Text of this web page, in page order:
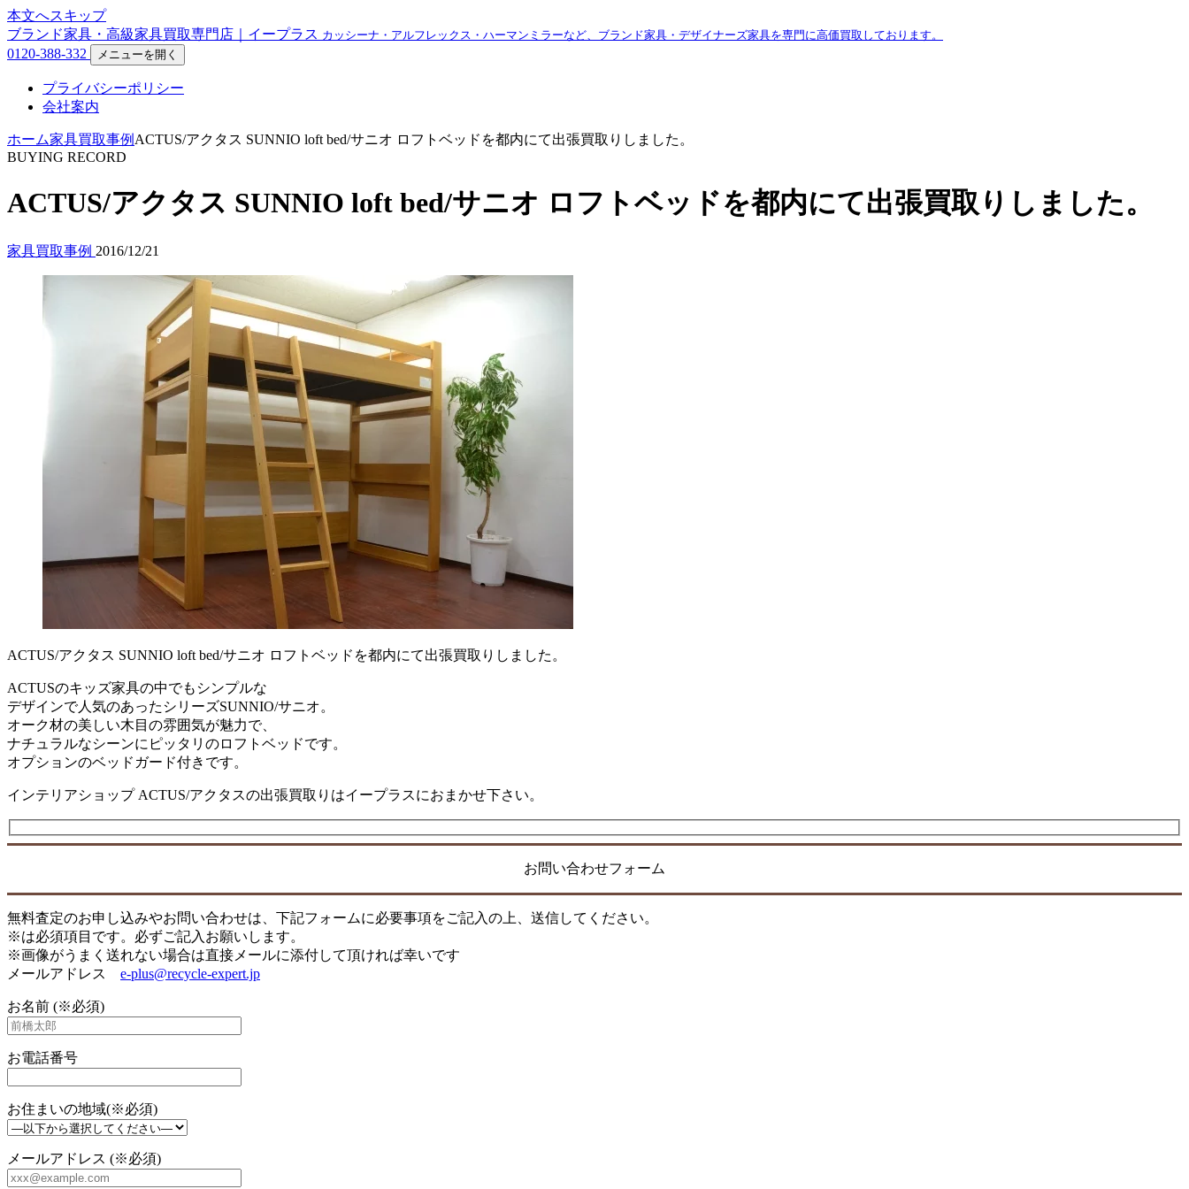
本文へスキップ
ブランド家具・高級家具買取専門店｜イープラス カッシーナ・アルフレックス・ハーマンミラーなど、ブランド家具・デザイナーズ家具を専門に高価買取しております。
0120-388-332 メニューを開く
プライバシーポリシー
会社案内
ホーム家具買取事例 ACTUS/アクタス SUNNIO loft bed/サニオ ロフトベッドを都内にて出張買取りしました。
BUYING RECORD
ACTUS/アクタス SUNNIO loft bed/サニオ ロフトベッドを都内にて出張買取りしました。
家具買取事例 2016/12/21
ACTUS/アクタス SUNNIO loft bed/サニオ ロフトベッドを都内にて出張買取りしました。
ACTUSのキッズ家具の中でもシンプルな
デザインで人気のあったシリーズSUNNIO/サニオ。
オーク材の美しい木目の雰囲気が魅力で、
ナチュラルなシーンにピッタリのロフトベッドです。
オプションのベッドガード付きです。
インテリアショップ ACTUS/アクタスの出張買取りはイープラスにおまかせ下さい。
お問い合わせフォーム
無料査定のお申し込みやお問い合わせは、下記フォームに必要事項をご記入の上、送信してください。
※は必須項目です。必ずご記入お願いします。
※画像がうまく送れない場合は直接メールに添付して頂ければ幸いです
メールアドレス e-plus@recycle-expert.jp
お名前 (※必須)
お電話番号
お住まいの地域(※必須)
メールアドレス (※必須)